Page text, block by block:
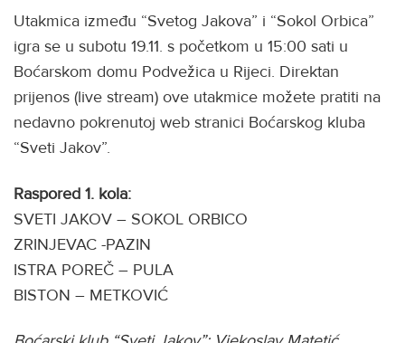
Utakmica između “Svetog Jakova” i “Sokol Orbica”
igra se u subotu 19.11. s početkom u 15:00 sati u
Boćarskom domu Podvežica u Rijeci. Direktan
prijenos (live stream) ove utakmice možete pratiti na
nedavno pokrenutoj web stranici Boćarskog kluba
“Sveti Jakov”.
Raspored 1. kola:
SVETI JAKOV – SOKOL ORBICO
ZRINJEVAC -PAZIN
ISTRA POREČ – PULA
BISTON – METKOVIĆ